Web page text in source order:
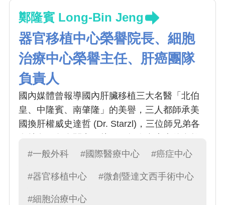
鄭隆賓 Long-Bin Jeng
器官移植中心榮譽院長、細胞
治療中心榮譽主任、肝癌團隊
負責人
國內媒體曾報導國內肝臟移植三大名醫「北伯
皇、中隆賓、南肇隆」的美譽，三人都師承美
國換肝權威史達哲 (Dr. Starzl)，三位師兄弟各
授即將退休，而鄭隆賓院長正帶領本院器官移
移植領域表現卓越，同時也是一位優秀的肝膽
腸胃和甲狀腺腫瘤執刀的外科權威。在本院器
#一般外科 #國際醫療中心 #癌症中心
#器官移植中心 #微創暨達文西手術中心
#細胞治療中心